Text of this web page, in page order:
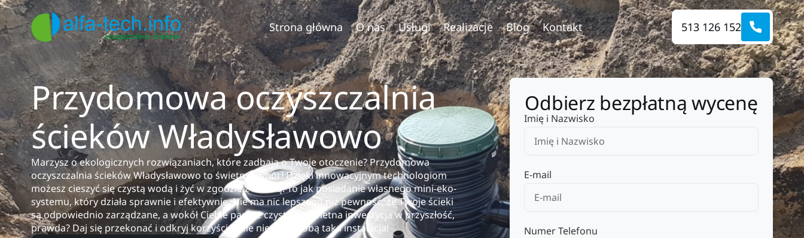
Strona główna O nas Usługi Realizacje Blog Kontakt 513 126 152
Przydomowa oczyszczalnia
ścieków Władysławowo
Marzysz o ekologicznych rozwiązaniach, które zadbają o Twoje otoczenie? Przydomowa
oczyszczalnia ścieków Władysławowo to świetny wybór! Dzięki innowacyjnym technologiom
możesz cieszyć się czystą wodą i żyć w zgodzie z naturą. To jak posiadanie własnego mini-eko-
systemu, który działa sprawnie i efektywnie. Nie ma nic lepszego niż pewność, że Twoje ścieki
są odpowiednio zarządzane, a wokół Ciebie panuje czystość. Świetna inwestycja w przyszłość,
prawda? Daj się przekonać i odkryj korzyści, jakie niesie ze sobą taka instalacja!
Odbierz bezpłatną wycenę
Imię i Nazwisko
E-mail
Numer Telefonu